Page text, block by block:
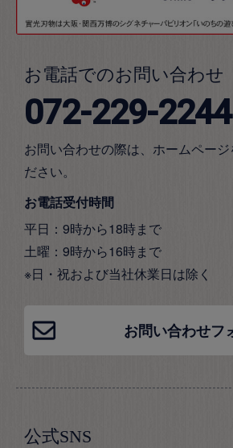
お電話でのお問い合わせ
072-229-2244
お問い合わせの際は、ホームページ
ださい。
お電話受付時間
平日：9時から18時まで
土曜：9時から16時まで
※日・祝および当社休業日は除く
お問い合わせフ
公式SNS